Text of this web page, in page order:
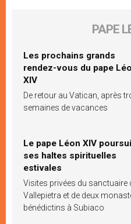
PAPE
Les prochains grands
rendez-vous du pape
XIV
De retour au Vatican, après
semaines de vacances
Le pape Léon XIV
ses haltes spirituelles
estivales
Visites privées du sanctuaire
Vallepietra et de deux
bénédictins à Subiaco